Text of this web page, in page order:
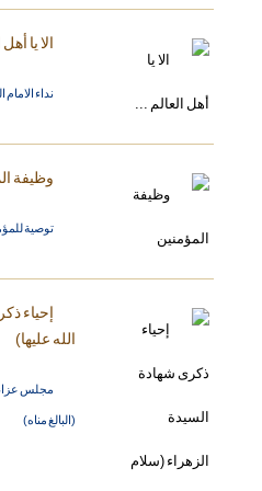
الا يا أهل
نداء
وظيفة
توصية
إحياء
الله عليها)
مجلس عزاء
(البالغ مناه)